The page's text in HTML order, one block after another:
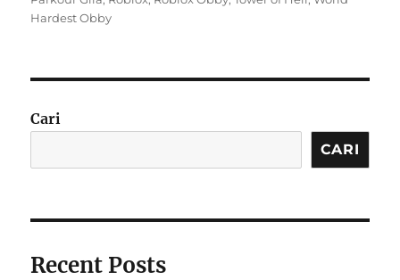
Hardest Obby
Cari
CARI
Recent Posts